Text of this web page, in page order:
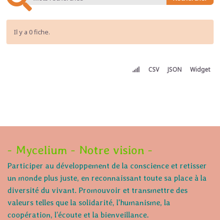
Il y a 0 fiche.
CSV JSON Widget
- Mycelium - Notre vision -
Participer au développement de la conscience et retisser
un monde plus juste, en reconnaissant toute sa place à la
diversité du vivant. Promouvoir et transmettre des
valeurs telles que la solidarité, l'humanisme, la
coopération, l’écoute et la bienveillance.